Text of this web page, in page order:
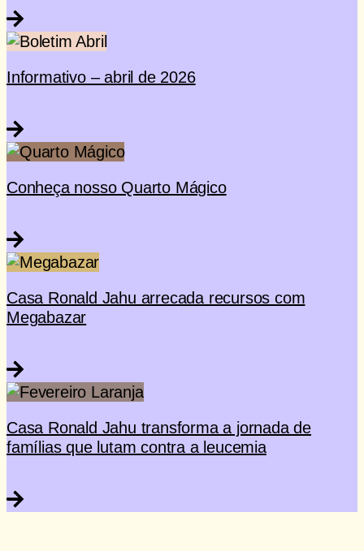
Informativo – abril de 2026
Conheça nosso Quarto Mágico
Casa Ronald Jahu arrecada recursos com
Megabazar
Casa Ronald Jahu transforma a jornada de
famílias que lutam contra a leucemia